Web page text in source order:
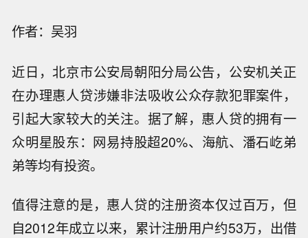
作者：吴羽
近日，北京市公安局朝阳分局公告，公安机关正
在办理惠人贷涉嫌非法吸收公众存款犯罪案件，
引起大家较大的关注。据了解，惠人贷的拥有一
众明星股东：网易持股超20%、海航、潘石屹弟
弟等均有投资。
值得注意的是，惠人贷的注册资本仅过百万，但
自2012年成立以来，累计注册用户约53万，出借